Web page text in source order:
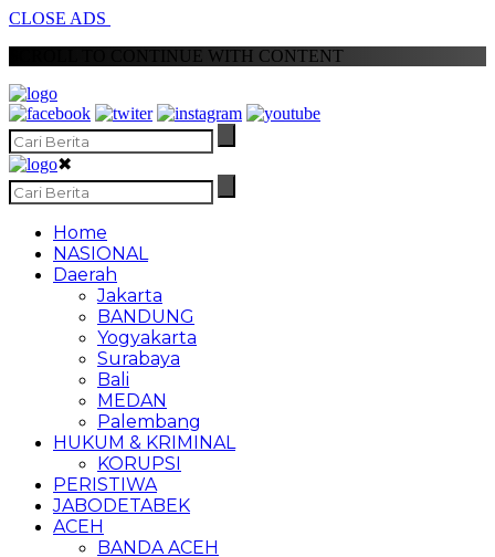
CLOSE ADS
SCROLL TO CONTINUE WITH CONTENT
✖
Home
NASIONAL
Daerah
Jakarta
BANDUNG
Yogyakarta
Surabaya
Bali
MEDAN
Palembang
HUKUM & KRIMINAL
KORUPSI
PERISTIWA
JABODETABEK
ACEH
BANDA ACEH